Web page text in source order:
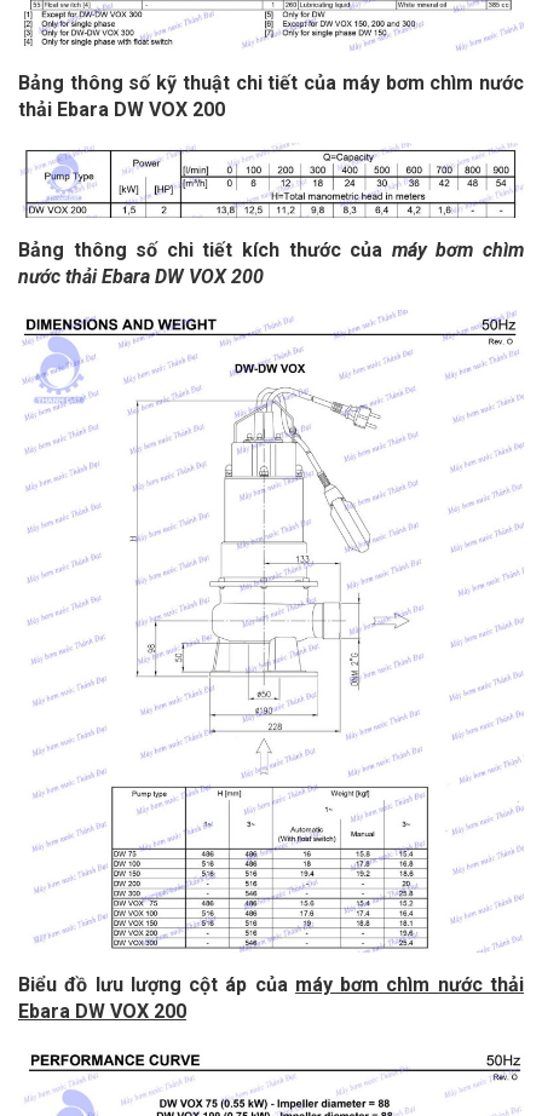
Bảng thông số kỹ thuật chi tiết của máy bơm chìm nước
thải Ebara DW VOX 200
Bảng thông số chi tiết kích thước của máy bơm chìm
nước thải Ebara DW VOX 200
Biểu đồ lưu lượng cột áp của máy bơm chìm nước thải
Ebara DW VOX 200